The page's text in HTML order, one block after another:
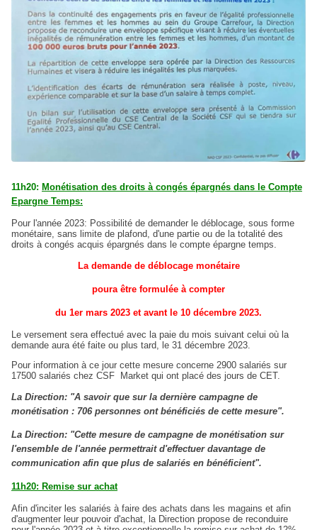
11h20: Monétisation des droits à congés épargnés dans le Compte
Epargne Temps:
Pour l'année 2023: Possibilité de demander le déblocage, sous forme
monétaire, sans limite de plafond, d'une partie ou de la totalité des
droits à congés acquis épargnés dans le compte épargne temps.
La demande de déblocage monétaire
poura être formulée à compter
du 1er mars 2023 et avant le 10 décembre 2023.
Le versement sera effectué avec la paie du mois suivant celui où la
demande aura été faite ou plus tard, le 31 décembre 2023.
Pour information à ce jour cette mesure concerne 2900 salariés sur
17500 salariés chez CSF Market qui ont placé des jours de CET.
La Direction: "A savoir que sur la dernière campagne de
monétisation : 706 personnes ont bénéficiés de cette mesure".
La Direction: "Cette mesure de campagne de monétisation sur
l'ensemble de l'année permettrait d'effectuer davantage de
communication afin que plus de salariés en bénéficient".
11h20: Remise sur achat
Afin d'inciter les salariés à faire des achats dans les magains et afin
d'augmenter leur pouvoir d'achat, la Direction propose de reconduire